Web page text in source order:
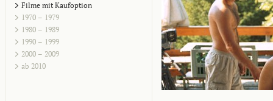
Filme mit Kaufoption
1970 – 1979
1980 – 1989
1990 – 1999
2000 – 2009
ab 2010